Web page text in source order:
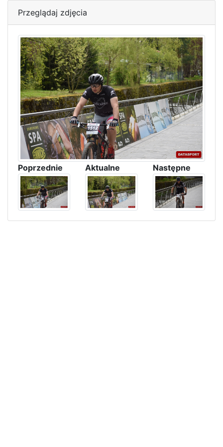
Przeglądaj zdjęcia
Poprzednie Aktualne Następne